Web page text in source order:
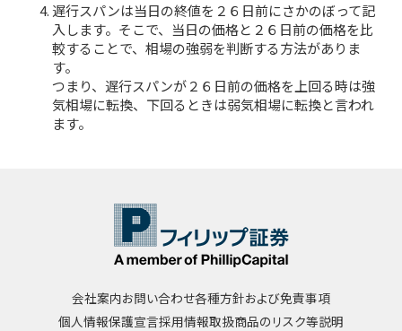
遅行スパンは当日の終値を２６日前にさかのぼって記
入します。そこで、当日の価格と２６日前の価格を比
較することで、相場の強弱を判断する方法がありま
す。
つまり、遅行スパンが２６日前の価格を上回る時は強
気相場に転換、下回るときは弱気相場に転換と言われ
ます。
会社案内お問い合わせ各種方針および免責事項
個人情報保護宣言採用情報取扱商品のリスク等説明